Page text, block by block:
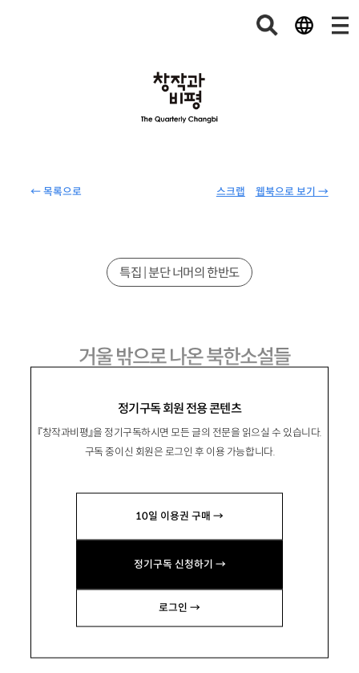
← 목록으로 웹북으로 보기 →
스크랩
정기구독 회원 전용 콘텐츠
『창작과비평』을 정기구독하시면 모든 글의 전문을 읽으실 수 있습니다.
구독 중이신 회원은 로그인 후 이용 가능합니다.
10일 이용권 구매 →
정기구독 신청하기 →
로그인 →
특집 | 분단 너머의 한반도
거울 밖으로 나온 북한소설들
오창은吳昶銀
문학평론가, 중앙대 교수. 저서 『비평의 모험』
longcau@hanmail.net